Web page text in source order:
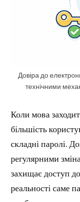
Довіра до
технічними
Коли мова
більшість
складні паролі.
регулярними
захищає доступ
реальності саме